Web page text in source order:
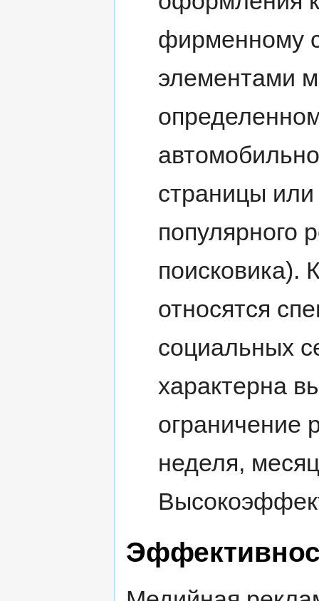
фирменному
элементами
страницы
популярного
поисковика).
относятся
социальных
характерна
ограничение
неделя,